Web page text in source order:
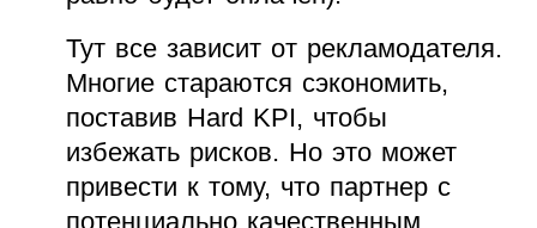
Тут все зависит от рекламодателя.
Многие стараются сэкономить,
поставив Hard KPI, чтобы
избежать рисков. Но это может
привести к тому, что партнер с
потенциально качественным